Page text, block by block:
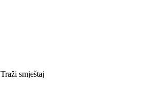
Traži smještaj